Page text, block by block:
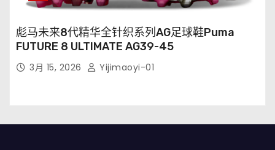
彪马未来8代精华全针织系列AG足球鞋Puma
FUTURE 8 ULTIMATE AG39-45
3月 15, 2026 Yijimaoyi-01